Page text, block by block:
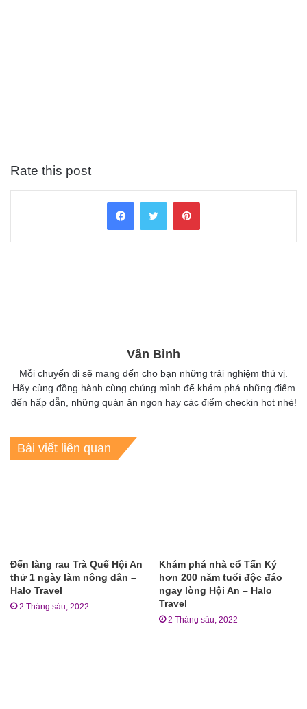
Rate this post
FacebookTwitter Pinterest
Vân Bình
Mỗi chuyến đi sẽ mang đến cho bạn những trải nghiệm thú vị.
Hãy cùng đồng hành cùng chúng mình để khám phá những điểm
đến hấp dẫn, những quán ăn ngon hay các điểm checkin hot nhé!
Bài viết liên quan
Đến làng rau Trà Quế Hội An
thử 1 ngày làm nông dân –
Halo Travel
2 Tháng sáu, 2022
Khám phá nhà cổ Tấn Ký
hơn 200 năm tuổi độc đáo
ngay lòng Hội An – Halo
Travel
2 Tháng sáu, 2022